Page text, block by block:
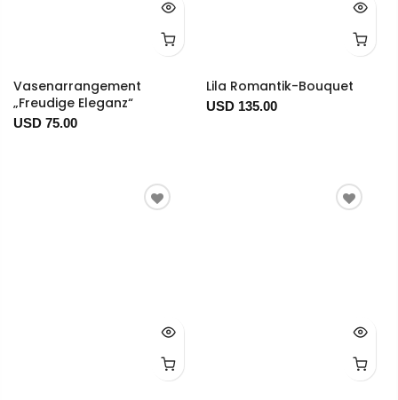
Vasenarrangement
„Freudige Eleganz“
USD 75.00
Lila Romantik-Bouquet
USD 135.00